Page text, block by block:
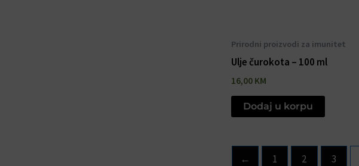
Prirodni proizvodi za imunitet
Ulje čurokota – 100 ml
16,00 KM
Dodaj u korpu
← 1 2 3